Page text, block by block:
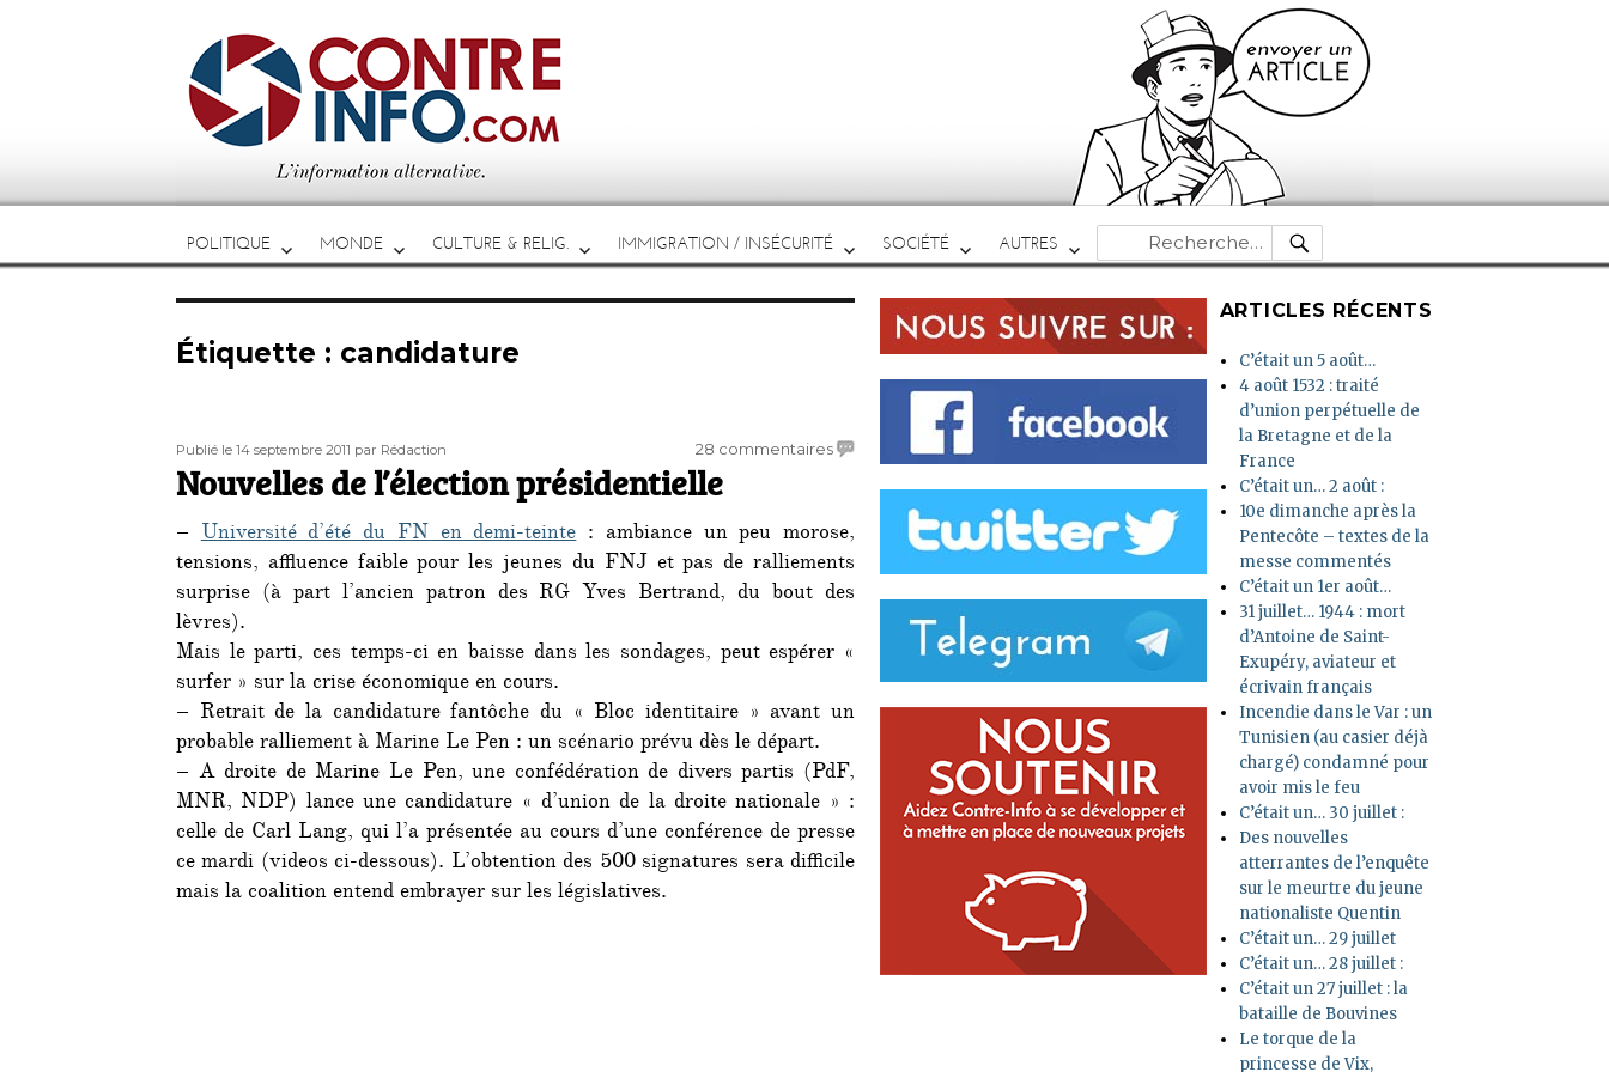
POLITIQUE MONDE CULTURE & RELIG. IMMIGRATION / INSÉCURITÉ SOCIÉTÉ AUTRES
Recherche
pour :
RECHERCHE
Étiquette : candidature
Publié
le
Publié le 14 septembre 2011 Auteur
par Rédaction 28 commentairessur
présidentielle
Nouvelles de l’élection présidentielle
–Université d’été du FN en demi-teinte: ambiance un peu morose,
tensions, affluence faible pour les jeunes du FNJ et pas de ralliements
surprise (à part l’ancien patron des RG Yves Bertrand, du bout des
lèvres).
Mais le parti, ces temps-ci en baisse dans les sondages, peut espérer «
surfer » sur la crise économique en cours.
– Retrait de la candidature fantôche du « Bloc identitaire » avant un
probable ralliement à Marine Le Pen : un scénario prévu dès le départ.
– A droite de Marine Le Pen, une confédération de divers partis (PdF,
MNR, NDP) lance une candidature « d’union de la droite nationale » :
celle de Carl Lang, qui l’a présentée au cours d’une conférence de presse
ce mardi (videos ci-dessous). L’obtention des 500 signatures sera difficile
mais la coalition entend embrayer sur les législatives.
ARTICLES RÉCENTS
C’était un 5 août…
4 août 1532 : traité
d’union perpétuelle de
la Bretagne et de la
France
C’était un… 2 août :
10e dimanche après la
Pentecôte – textes de la
messe commentés
C’était un 1er août…
31 juillet… 1944 : mort
d’Antoine de Saint-
Exupéry, aviateur et
écrivain français
Incendie dans le Var : un
Tunisien (au casier déjà
chargé) condamné pour
avoir mis le feu
C’était un… 30 juillet :
Des nouvelles
atterrantes de l’enquête
sur le meurtre du jeune
nationaliste Quentin
C’était un… 29 juillet
C’était un… 28 juillet :
C’était un 27 juillet : la
bataille de Bouvines
Le torque de la
princesse de Vix,